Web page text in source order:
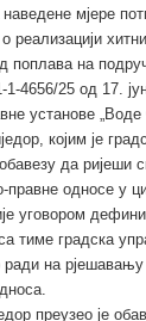
мјере
реализацији
поплава на
1-4656/25 од 17.
установе „Воде
којим је
да ријеши
правне односе у
уговором
тиме градска
ради на
преузео је